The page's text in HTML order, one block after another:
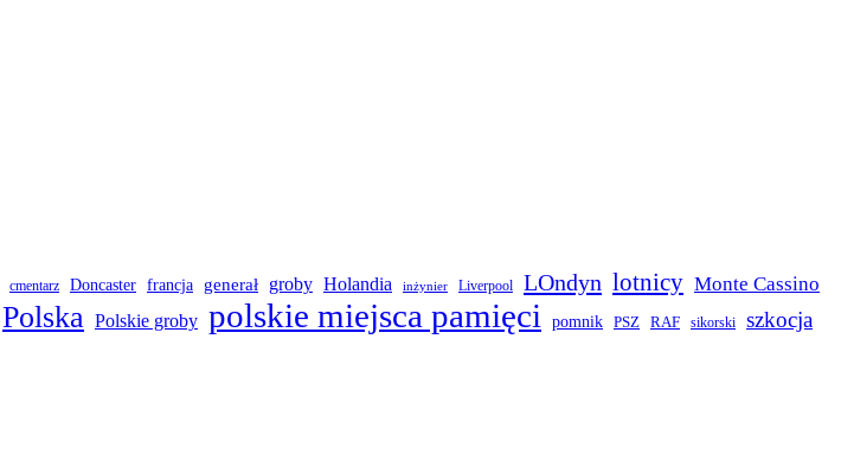
cmentarz Doncaster francja generał groby Holandia inżynier Liverpool LOndyn lotnicy Monte Cassino
Polska Polskie groby polskie miejsca pamięci pomnik PSZ RAF sikorski szkocja